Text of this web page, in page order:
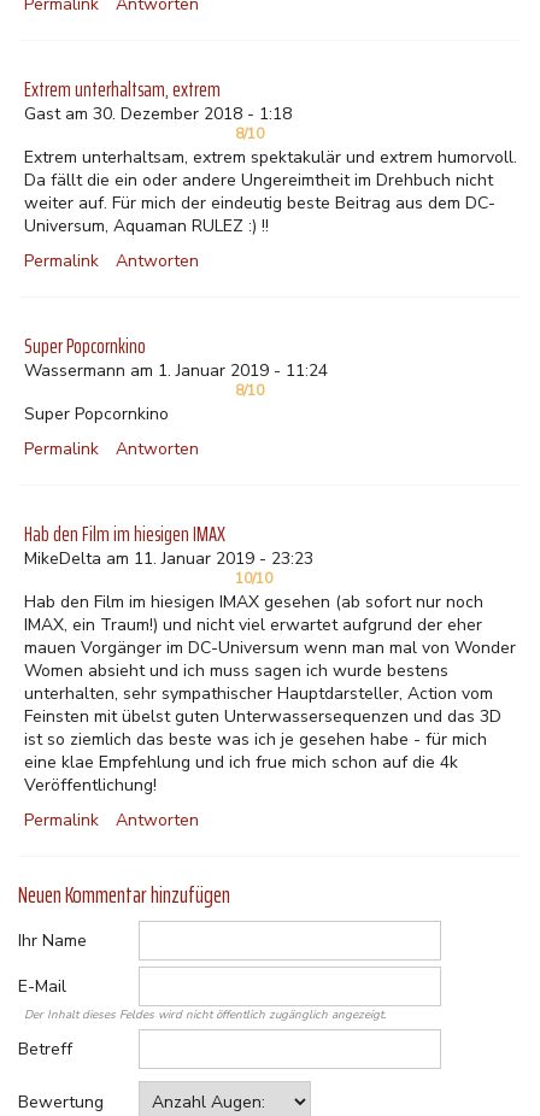
Extrem unterhaltsam, extrem
Gast am 30. Dezember 2018 - 1:18
8/10
Extrem unterhaltsam, extrem spektakulär und extrem humorvoll.
Da fällt die ein oder andere Ungereimtheit im Drehbuch nicht
weiter auf. Für mich der eindeutig beste Beitrag aus dem DC-
Universum, Aquaman RULEZ :) !!
Permalink
Antworten
Super Popcornkino
Wassermann am 1. Januar 2019 - 11:24
8/10
Super Popcornkino
Permalink
Antworten
Hab den Film im hiesigen IMAX
MikeDelta am 11. Januar 2019 - 23:23
10/10
Hab den Film im hiesigen IMAX gesehen (ab sofort nur noch
IMAX, ein Traum!) und nicht viel erwartet aufgrund der eher
mauen Vorgänger im DC-Universum wenn man mal von Wonder
Women absieht und ich muss sagen ich wurde bestens
unterhalten, sehr sympathischer Hauptdarsteller, Action vom
Feinsten mit übelst guten Unterwassersequenzen und das 3D
ist so ziemlich das beste was ich je gesehen habe - für mich
eine klae Empfehlung und ich frue mich schon auf die 4k
Veröffentlichung!
Permalink
Antworten
Neuen Kommentar hinzufügen
Ihr Name
E-Mail
Der Inhalt dieses Feldes wird nicht öffentlich zugänglich angezeigt.
Betreff
Bewertung